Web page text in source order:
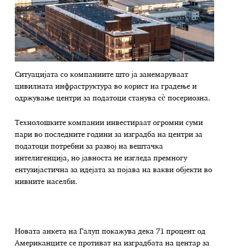
Ситуацијата со компаниите што ја занемаруваат
цивилната инфраструктура во корист на градење и
одржување центри за податоци станува сè посериозна.
Технолошките компании инвестираат огромни суми
пари во последните години за изградба на центри за
податоци потребни за развој на вештачка
интелигенција, но јавноста не изгледа премногу
ентузијастична за идејата за појава на вакви објекти во
нивните населби.
Новата анкета на Галуп покажува дека 71 процент од
Американците се противат на изградбата на центар за